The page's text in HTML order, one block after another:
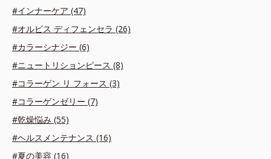
#インナーケア (47)
#オルビス ディフェンセラ (26)
#カラーシナジー (6)
#ニュートリションピース (8)
#コラーゲン リ フォース (3)
#コラーゲンゼリー (7)
#乾燥悩み (55)
#ヘルスメンテナンス (16)
#夏の美容 (16)